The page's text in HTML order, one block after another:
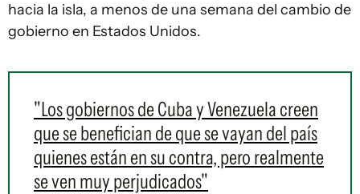
hacia la isla, a menos de una semana del cambio de
gobierno en Estados Unidos.
"Los gobiernos de Cuba y Venezuela creen
que se benefician de que se vayan del país
quienes están en su contra, pero realmente
se ven muy perjudicados"